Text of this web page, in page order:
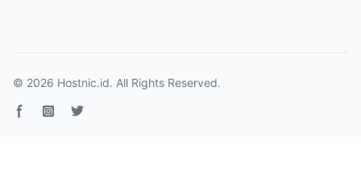
© 2026 Hostnic.id. All Rights Reserved.